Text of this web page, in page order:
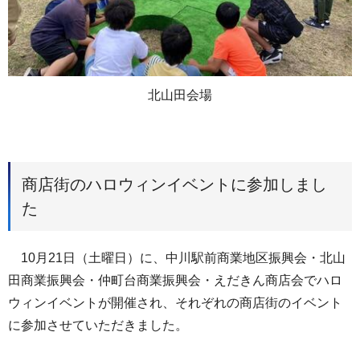
北山田会場
商店街のハロウィンイベントに参加しまし
た
10月21日（土曜日）に、中川駅前商業地区振興会・北山
田商業振興会・仲町台商業振興会・えだきん商店会でハロ
ウィンイベントが開催され、それぞれの商店街のイベント
に参加させていただきました。